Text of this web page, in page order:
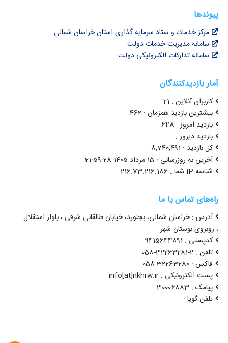
پیوندها
مرکز خدمات و ستاد سرمایه گذاری استان خراسان شمالی
سامانه مدیریت خدمات دولت
سامانه تدارکات الکترونیکی دولت
آمار بازدیدکنندگان
کاربران آنلاین : 21
بیشترین بازدید همزمان : 462
بازدید امروز : 648
بازدید دیروز :
کل بازدید : 8,740,491
آخرین به روزرسانی : 15 مرداد 1405 21:59:28
شناسه IP شما : 216.73.216.186
راه‌های تماس با ما
آدرس : خراسان شمالی، بجنورد، خیابان طالقانی شرقی ، بلوار استقلال
، روبروی بوستان شهر
کدپستی : 9415644891
تلفن : 2-32263281-058
فاکس : 32263280-058
پست الکترونیکی : info[at]nkhrw.ir
پیامک : 30006883
تلفن گویا :